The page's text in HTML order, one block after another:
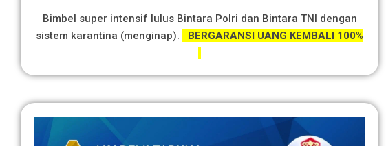
Bimbel super intensif lulus Bintara Polri dan Bintara TNI dengan
sistem karantina (menginap).
BERGARANSI UANG KEMBALI 100%